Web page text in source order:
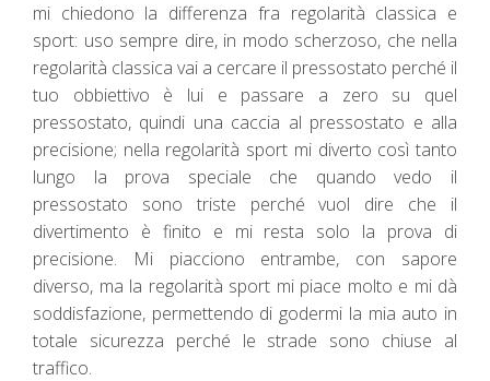
mi chiedono la differenza fra regolarità classica e
sport: uso sempre dire, in modo scherzoso, che nella
regolarità classica vai a cercare il pressostato perché il
tuo obbiettivo è lui e passare a zero su quel
pressostato, quindi una caccia al pressostato e alla
precisione; nella regolarità sport mi diverto così tanto
lungo la prova speciale che quando vedo il
pressostato sono triste perché vuol dire che il
divertimento è finito e mi resta solo la prova di
precisione. Mi piacciono entrambe, con sapore
diverso, ma la regolarità sport mi piace molto e mi dà
soddisfazione, permettendo di godermi la mia auto in
totale sicurezza perché le strade sono chiuse al
traffico.